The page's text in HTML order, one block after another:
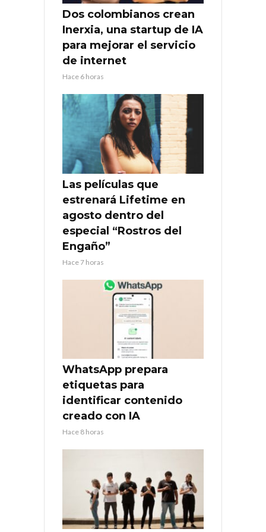
Dos colombianos crean
Inerxia, una startup de IA
para mejorar el servicio
de internet
Hace 6 horas
Las películas que
estrenará Lifetime en
agosto dentro del
especial “Rostros del
Engaño”
Hace 7 horas
WhatsApp prepara
etiquetas para
identificar contenido
creado con IA
Hace 8 horas